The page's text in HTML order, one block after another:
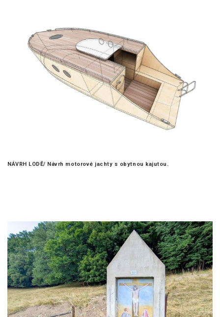
NÁVRH LODĚ/ Návrh motorové jachty s obytnou kajutou.